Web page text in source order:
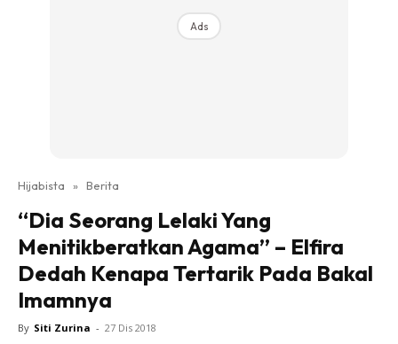
Ads
Hijabista » Berita
“Dia Seorang Lelaki Yang
Menitikberatkan Agama” – Elfira
Dedah Kenapa Tertarik Pada Bakal
Imamnya
By Siti Zurina - 27 Dis 2018